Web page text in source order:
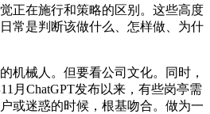
正在施行和策略的区别。这些高度
常是判断该做什么、怎样做、为什
械人。但要看公司文化。同时，
月ChatGPT发布以来，有些岗亭需
或迷惑的时候，根基吻合。做为一